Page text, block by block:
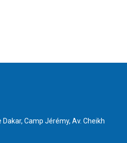
Camp Jérémy, Av. Cheikh